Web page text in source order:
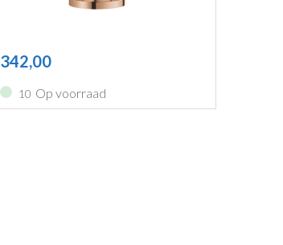
342,00
10 Op voorraad